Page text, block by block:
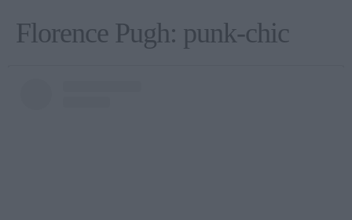
Florence Pugh: punk-chic